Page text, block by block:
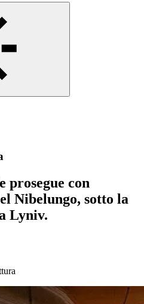
prosegue con
Nibelungo, sotto la
Lyniv.